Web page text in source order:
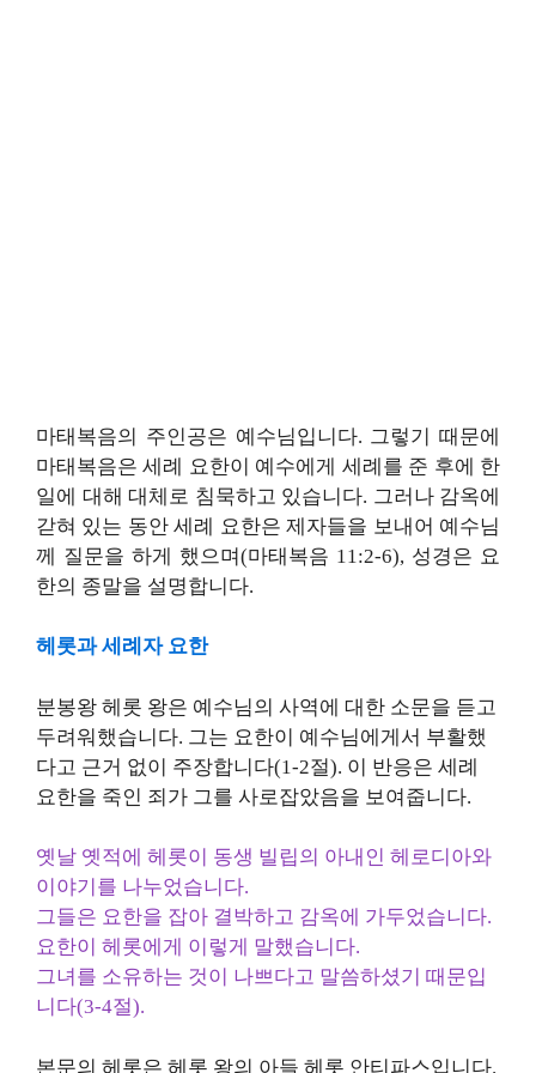
마태복음의 주인공은 예수님입니다. 그렇기 때문에
마태복음은 세례 요한이 예수에게 세례를 준 후에 한
일에 대해 대체로 침묵하고 있습니다. 그러나 감옥에
갇혀 있는 동안 세례 요한은 제자들을 보내어 예수님
께 질문을 하게 했으며(마태복음 11:2-6), 성경은 요
한의 종말을 설명합니다.
헤롯과 세례자 요한
분봉왕 헤롯 왕은 예수님의 사역에 대한 소문을 듣고
두려워했습니다. 그는 요한이 예수님에게서 부활했
다고 근거 없이 주장합니다(1-2절). 이 반응은 세례
요한을 죽인 죄가 그를 사로잡았음을 보여줍니다.
옛날 옛적에 헤롯이 동생 빌립의 아내인 헤로디아와
이야기를 나누었습니다.
그들은 요한을 잡아 결박하고 감옥에 가두었습니다.
요한이 헤롯에게 이렇게 말했습니다.
그녀를 소유하는 것이 나쁘다고 말씀하셨기 때문입
니다(3-4절).
본문의 헤롯은 헤롯 왕의 아들 헤롯 안티파스입니다.